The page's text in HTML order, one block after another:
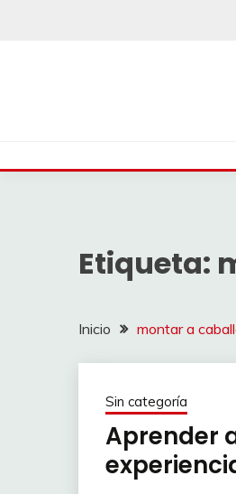
Etiqueta:
Inicio montar a
Sin categoría
Aprender